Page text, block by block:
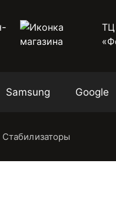
ТЦ
Samsung Google
Стабилизаторы